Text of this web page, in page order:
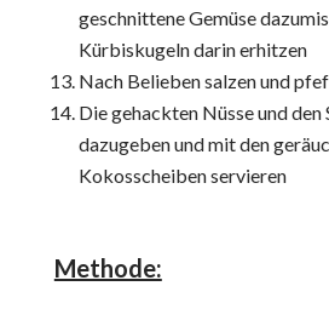
geschnittene Gemüse
Kürbiskugeln darin erhitzen
Nach Belieben salzen und
Die gehackten Nüsse und den
dazugeben und mit den
Kokosscheiben servieren
Methode: